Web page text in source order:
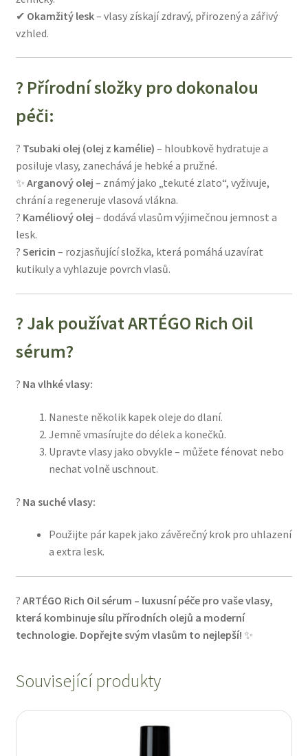
✔ Okamžitý lesk– vlasy získají zdravý, přirozený a zářivý
vzhled.
? Přírodní složky pro dokonalou
péči:
? Tsubaki olej (olej z kamélie) – hloubkově hydratuje a
posiluje vlasy, zanechává je hebké a pružné.
✨ Arganový olej – známý jako „tekuté zlato“, vyživuje,
chrání a regeneruje vlasová vlákna.
? Kaméliový olej – dodává vlasům výjimečnou jemnost a
lesk.
? Sericin – rozjasňující složka, která pomáhá uzavírat
kutikuly a vyhlazuje povrch vlasů.
? Jak používat ARTÉGO Rich Oil
sérum?
? Na vlhké vlasy:
Naneste několik kapek oleje do dlaní.
Jemně vmasírujte do délek a konečků.
Upravte vlasy jako obvykle – můžete fénovat nebo
nechat volně uschnout.
? Na suché vlasy:
Použijte pár kapek jako závěrečný krok pro uhlazení
a extra lesk.
? ARTÉGO Rich Oil sérum – luxusní péče pro vaše vlasy,
která kombinuje sílu přírodních olejů a moderní
technologie. Dopřejte svým vlasům to nejlepší! ✨
Související produkty